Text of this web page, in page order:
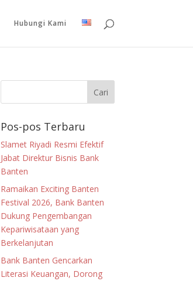
Hubungi Kami
Pos-pos Terbaru
Slamet Riyadi Resmi Efektif
Jabat Direktur Bisnis Bank
Banten
Ramaikan Exciting Banten
Festival 2026, Bank Banten
Dukung Pengembangan
Kepariwisataan yang
Berkelanjutan
Bank Banten Gencarkan
Literasi Keuangan, Dorong